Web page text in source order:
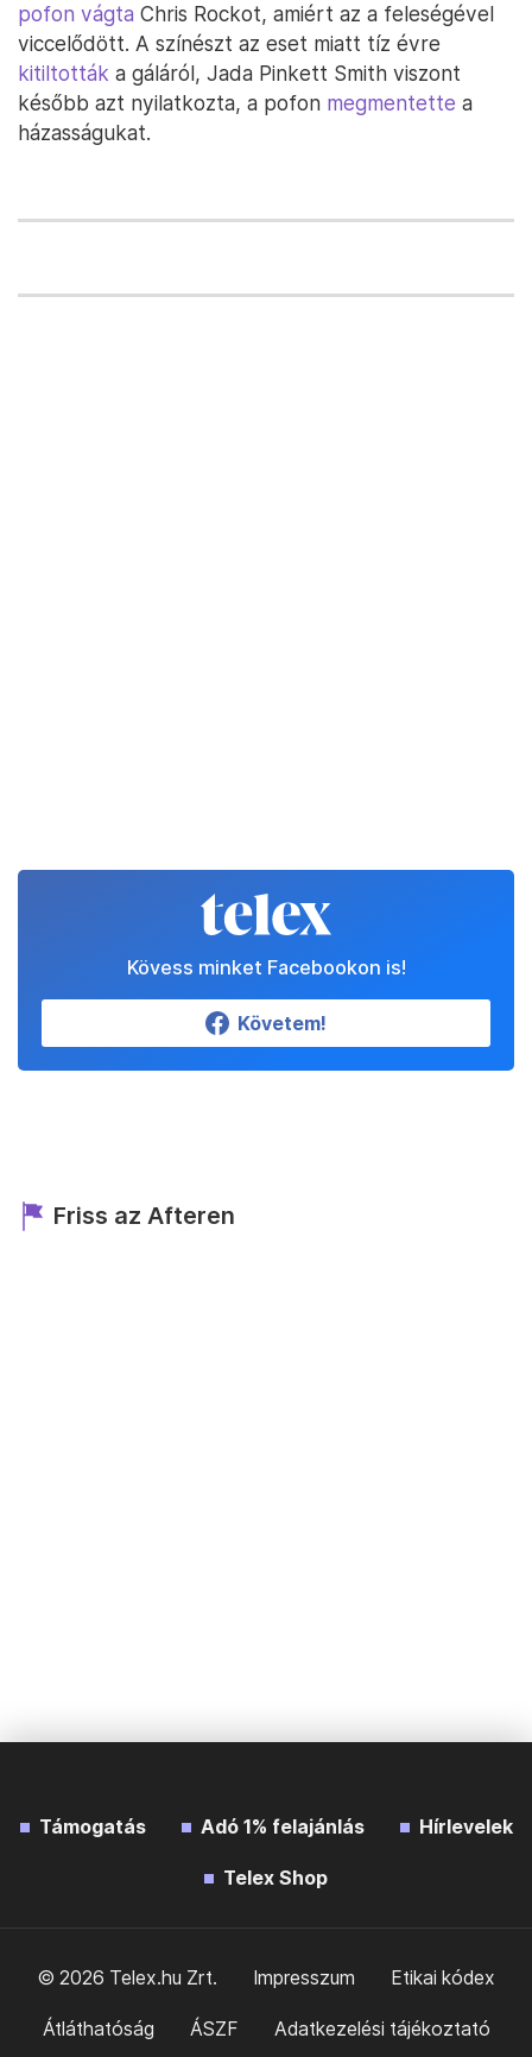
pofon vágta Chris Rockot, amiért az a feleségével
viccelődött. A színészt az eset miatt tíz évre
kitiltották a gáláról, Jada Pinkett Smith viszont
később azt nyilatkozta, a pofon megmentette a
házasságukat.
Kövess minket Facebookon is!
Követem!
Friss az Afteren
Támogatás Adó 1% felajánlás Hírlevelek
Telex Shop
© 2026 Telex.hu Zrt. Impresszum Etikai kódex
Átláthatóság ÁSZF Adatkezelési tájékoztató